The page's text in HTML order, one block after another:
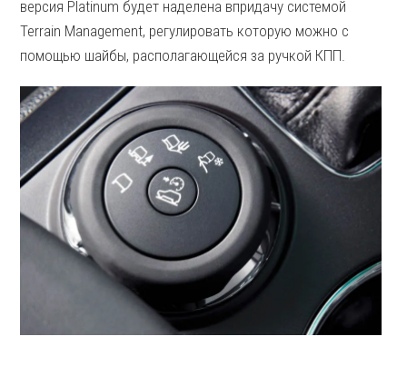
версия Platinum будет наделена впридачу системой
Terrain Management, регулировать которую можно с
помощью шайбы, располагающейся за ручкой КПП.